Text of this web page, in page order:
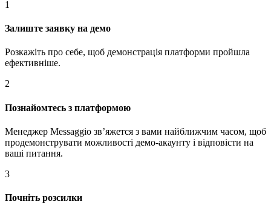
1
Залиште заявку на демо
Розкажіть про себе, щоб демонстрація платформи пройшла
ефективніше.
2
Познайомтесь з платформою
Менеджер Messaggio звʼяжется з вами найближчим часом, щоб
продемонструвати можливості демо-акаунту і відповісти на
ваші питання.
3
Почніть розсилки